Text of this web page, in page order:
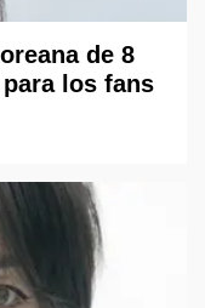
de 8
los fans